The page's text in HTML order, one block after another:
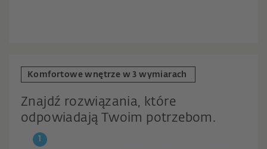
Komfortowe wnętrze w 3 wymiarach
Znajdź rozwiązania, które
odpowiadają Twoim potrzebom.